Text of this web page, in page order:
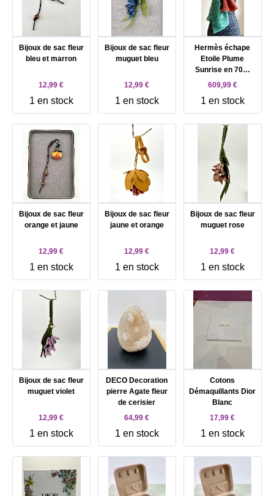
Bijoux de sac fleur
bleu et marron
12,99 €
1 en stock
Bijoux de sac fleur
muguet bleu
12,99 €
1 en stock
Hermès échape
Etoile Plume
Sunrise en 70%
cashmire et 30%
609,99 €
1 en stock
Bijoux de sac fleur
orange et jaune
12,99 €
1 en stock
Bijoux de sac fleur
jaune et orange
12,99 €
1 en stock
Bijoux de sac fleur
muguet rose
12,99 €
1 en stock
Bijoux de sac fleur
muguet violet
12,99 €
1 en stock
DECO Decoration
pierre Agate fleur
de cerisier
64,99 €
1 en stock
Cotons
Démaquillants Dior
Blanc
17,99 €
1 en stock